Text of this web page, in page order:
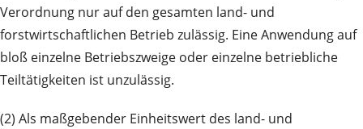
Verordnung nur auf den gesamten land- und
forstwirtschaftlichen Betrieb zulässig. Eine Anwendung auf
bloß einzelne Betriebszweige oder einzelne betriebliche
Teiltätigkeiten ist unzulässig.
(2) Als maßgebender Einheitswert des land- und